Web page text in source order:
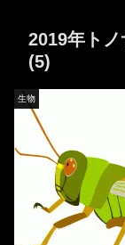
2019年ト
(5)
生物